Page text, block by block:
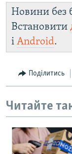
Новини без
Встановити
і Android.
Поділитись
Читайте